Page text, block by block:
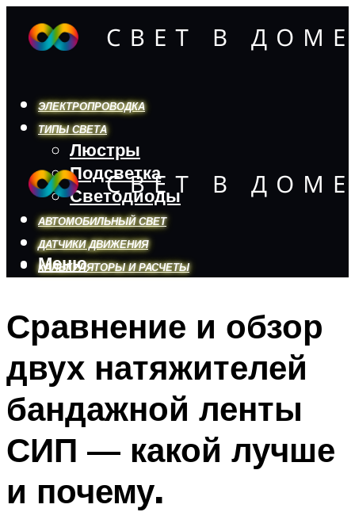
ЭЛЕКТРОПРОВОДКА
ТИПЫ СВЕТА
Люстры
Подсветка
Светодиоды
АВТОМОБИЛЬНЫЙ СВЕТ
ДАТЧИКИ ДВИЖЕНИЯ
КАЛЬКУЛЯТОРЫ И РАСЧЕТЫ
Меню
Меню
Сравнение и обзор
двух натяжителей
бандажной ленты
СИП — какой лучше
и почему.